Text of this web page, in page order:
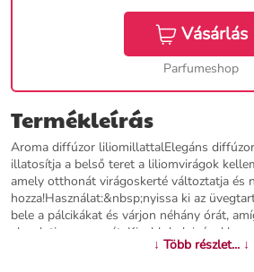
Vásárlás
Parfumeshop
Termékleírás
Aroma diffúzor liliomillattalElegáns
illatosítja a belső teret a liliomvirágok
amely otthonát virágoskerté változtatja és
hozza!Használat:&nbsp;nyissa ki az
bele a pálcikákat és várjon néhány órát,
eloszlatja az aromát. Kisebb helyiségekbe,
vagy WC-be illik és egyben praktikus
↓ Több részlet... ↓